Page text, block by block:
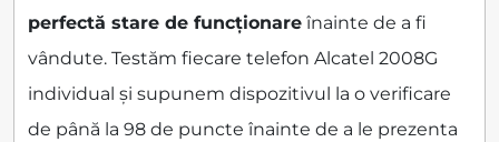
perfectă stare de funcționare înainte de a fi
vândute. Testăm fiecare telefon Alcatel 2008G
individual și supunem dispozitivul la o verificare
de până la 98 de puncte înainte de a le prezenta